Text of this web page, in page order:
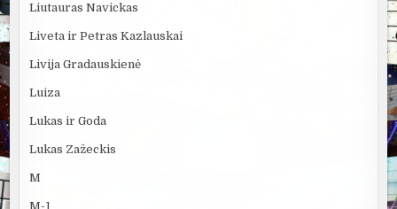
Liutauras Navickas
Liveta ir Petras Kazlauskai
Livija Gradauskienė
Luiza
Lukas ir Goda
Lukas Zažeckis
M
M-1